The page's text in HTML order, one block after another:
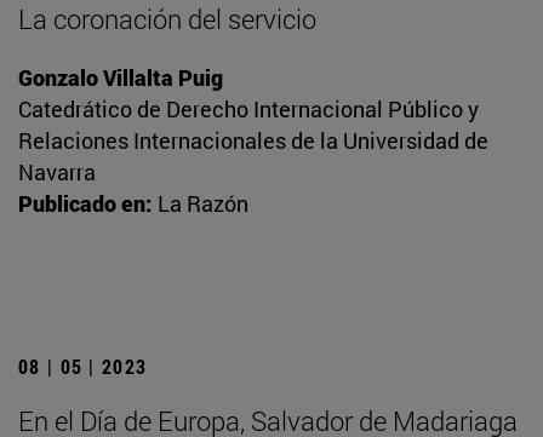
La coronación del servicio
Gonzalo Villalta Puig
Catedrático de Derecho Internacional Público y
Relaciones Internacionales de la Universidad de
Navarra
Publicado en: La Razón
08 | 05 | 2023
En el Día de Europa, Salvador de Madariaga